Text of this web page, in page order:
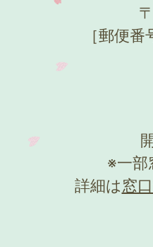
［郵便
※一部
詳細は窓